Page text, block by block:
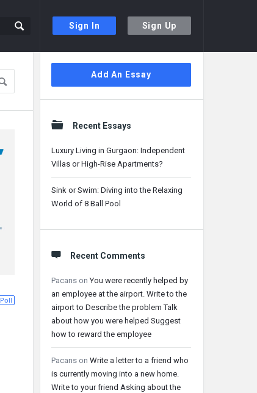
Sign In Sign Up
Poll
Sidebar
Add An Essay
Recent Essays
Luxury Living in Gurgaon: Independent
Villas or High-Rise Apartments?
Sink or Swim: Diving into the Relaxing
World of 8 Ball Pool
Recent Comments
Pacans onYou were recently helped by
an employee at the airport. Write to the
airport to Describe the problem Talk
about how you were helped Suggest
how to reward the employee
Pacans on Write a letter to a friend who
is currently moving into a new home.
Write to your friend Asking about the